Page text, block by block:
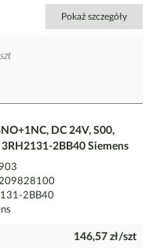
Pokaż szczegóły
szt
DC 24V, S00,
3RH2131-2BB40 Siemens
2BB40
146,57 zł/szt